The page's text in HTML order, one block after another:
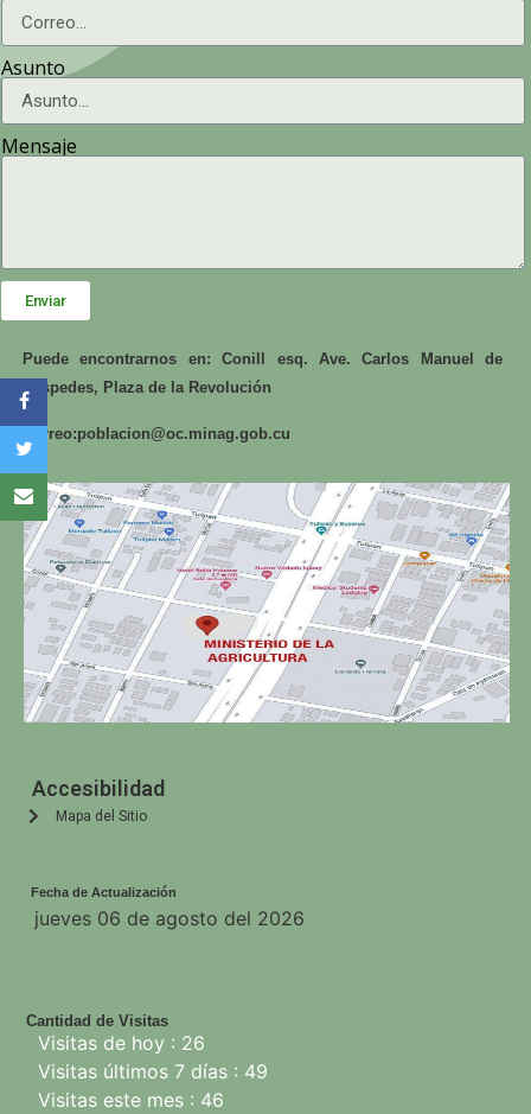
Asunto
Mensaje
Enviar
Puede encontrarnos en: Conill esq. Ave. Carlos Manuel de
Céspedes, Plaza de la Revolución
Correo:poblacion@oc.minag.gob.cu
Accesibilidad
Mapa del Sitio
Fecha de Actualización
Cantidad de Visitas
Visitas de hoy : 26
Visitas últimos 7 días : 49
Visitas este mes : 46
jueves 06 de agosto del 2026